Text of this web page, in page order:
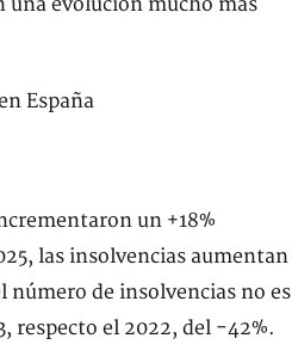
una evolución mucho más
un +18%
las insolvencias aumentan
número de insolvencias no es
respecto el 2022, del -42%.